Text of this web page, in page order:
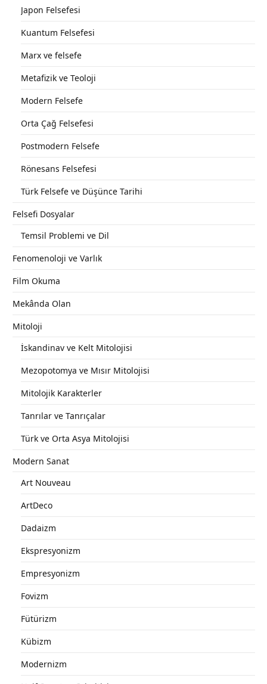
Japon Felsefesi
Kuantum Felsefesi
Marx ve felsefe
Metafizik ve Teoloji
Modern Felsefe
Orta Çağ Felsefesi
Postmodern Felsefe
Rönesans Felsefesi
Türk Felsefe ve Düşünce Tarihi
Felsefi Dosyalar
Temsil Problemi ve Dil
Fenomenoloji ve Varlık
Film Okuma
Mekânda Olan
Mitoloji
İskandinav ve Kelt Mitolojisi
Mezopotomya ve Mısır Mitolojisi
Mitolojik Karakterler
Tanrılar ve Tanrıçalar
Türk ve Orta Asya Mitolojisi
Modern Sanat
Art Nouveau
ArtDeco
Dadaizm
Ekspresyonizm
Empresyonizm
Fovizm
Fütürizm
Kübizm
Modernizm